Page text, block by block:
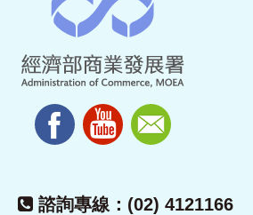
諮詢專線：(02) 4121166